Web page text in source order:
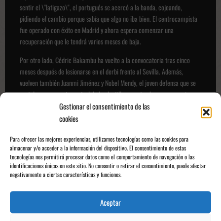
Gestionar el consentimiento de las
cookies
Para ofrecer las mejores experiencias, utilizamos tecnologías como las cookies para
almacenar y/o acceder a la información del dispositivo. El consentimiento de estas
tecnologías nos permitirá procesar datos como el comportamiento de navegación o las
identificaciones únicas en este sitio. No consentir o retirar el consentimiento, puede afectar
negativamente a ciertas características y funciones.
Aceptar
sentir el \"latigazo\", el portugués se acercó a la banda, cojeando,
pidiendo el cambio porque sabía que algo no iba bien. El centrocampista
fue operado con éxito en Madrid y ahora espera comenzar una
recuperación que le tendrá varios meses de baja.
Por otro lado, Cédric Bakambu ha vuelto a la convocatoria tras cinco
meses después de lesionarse en el derbi frente al Sevilla. Además,
vuelven también Juanmi Jiménez y Nobel Mendy, el joven defensa que se
postula como cuarto central de la plantilla y que tan buenas sensaciones
dejó en sus primeras apariciones. En cuanto a las bajas, el Ingeniero no
podrá contar ni con Marc Bartra ni con Johnny Cardoso, que ha sido baja
Isco y Carvalho.
Sin terminar de convencer
A pesar de conseguir un meritorio empate frente al Athletic Club en San
jornadas muy exigentes frente a los de Ernesto Valverde, Rayo Vallecano,